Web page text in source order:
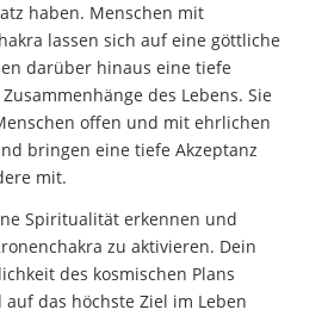
haben. Menschen mit
lassen sich auf eine göttliche
darüber hinaus eine tiefe
des Lebens. Sie
offen und mit ehrlichen
bringen eine tiefe Akzeptanz
mit.
Spiritualität erkennen und
zu aktivieren. Dein
des kosmischen Plans
das höchste Ziel im Leben